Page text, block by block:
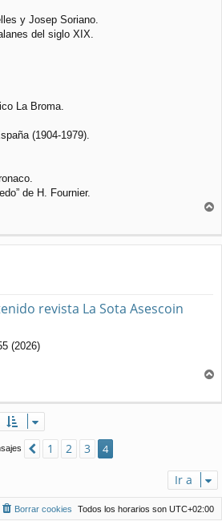
y Josep Soriano.
del siglo XIX.
La Broma.
(1904-1979).
de H. Fournier.
i
revista La Sota Asescoin
(2026)
r
Anterior
1 2 3 4
Ir a
Todos los horarios son UTC+02:00
Borrar cookies